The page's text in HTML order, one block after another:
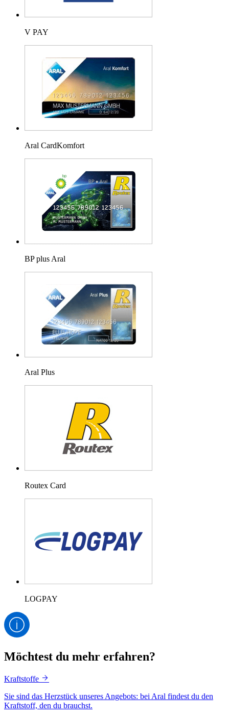
V PAY
Aral CardKomfort
BP plus Aral
Aral Plus
Routex Card
LOGPAY
Möchtest du mehr erfahren?
Kraftstoffe
Sie sind das Herzstück unseres Angebots: bei Aral findest du den
Kraftstoff, den du brauchst.